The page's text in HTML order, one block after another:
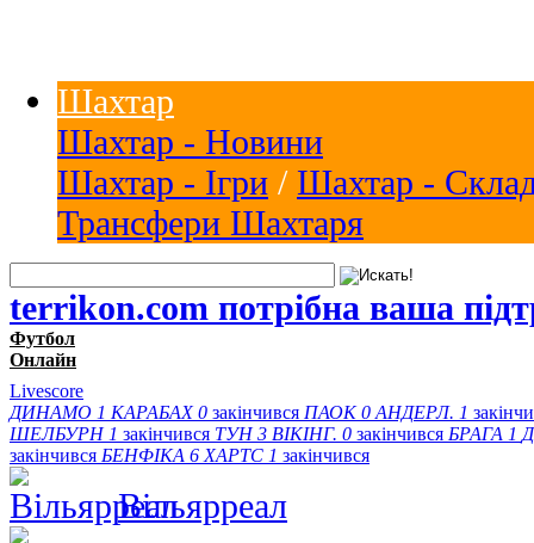
Шахтар
Шахтар - Новини
Шахтар - Ігри / Шахтар -
Трансфери Шахтаря
terrikon.com потрібна ваша
Футбол
Онлайн
Livescore
ДИНАМО 1 КАРАБАХ 0 закінчився ПАОК 0 АНДЕРЛ. 1
ШЕЛБУРН 1 закінчився ТУН 3 ВІКІНГ. 0 закінчився БРАГА 1
закінчився БЕНФІКА 6 ХАРТС 1 закінчився
Вільярреал